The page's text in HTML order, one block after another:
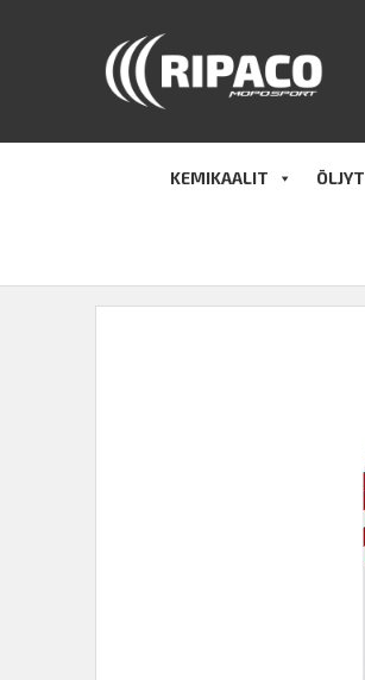
KEMIKAALIT ÖLJYT